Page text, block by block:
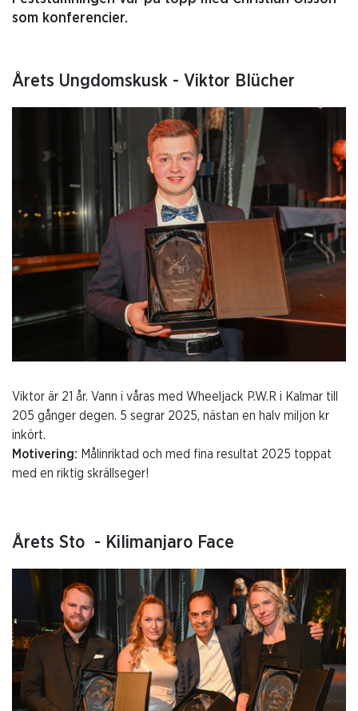
som konferencier.
Årets Ungdomskusk - Viktor Blücher
Viktor är 21 år. Vann i våras med Wheeljack P.W.R i Kalmar till
205 gånger degen. 5 segrar 2025, nästan en halv miljon kr
inkört.
Motivering: Målinriktad och med fina resultat 2025 toppat
med en riktig skrällseger!
Årets Sto - Kilimanjaro Face